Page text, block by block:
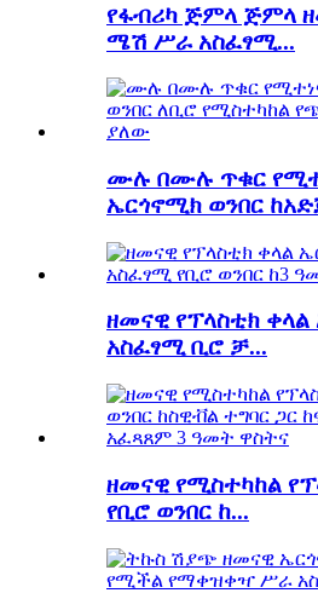
የፋብሪካ ጅምላ ጅምላ
ሜሽ ሥራ አስፈፃሚ...
ሙሉ በሙሉ ጥቁር
ኤርጎኖሚክ ወንበር
ዘመናዊ የፕላስቲክ
አስፈፃሚ ቢሮ ቻ...
ዘመናዊ የሚስተካከል
የቢሮ ወንበር ከ...